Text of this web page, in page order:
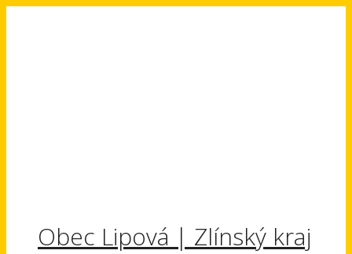
Obec Lipová | Zlínský kraj